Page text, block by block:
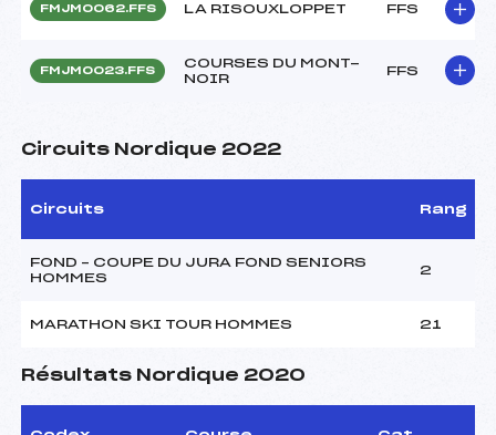
FMJM0062.FFS LA RISOUXLOPPET FFS
FMJM0023.FFS
COURSES DU MONT-
NOIR
FFS
Circuits Nordique 2022
Circuits Rang
FOND – COUPE DU JURA FOND SENIORS
HOMMES
2
MARATHON SKI TOUR HOMMES 21
Résultats Nordique 2020